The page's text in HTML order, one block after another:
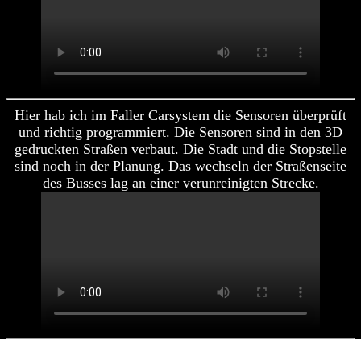
Hier hab ich im Faller Carsystem die Sensoren überprüft
und richtig programmiert. Die Sensoren sind in den 3D
gedruckten Straßen verbaut. Die Stadt und die Stopstelle
sind noch in der Planung. Das wechseln der Straßenseite
des Busses lag an einer verunreinigten Strecke.